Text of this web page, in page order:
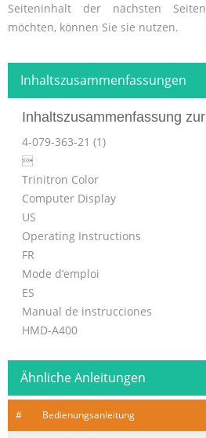
Seiteninhalt der nächsten
möchten, können Sie sie nutzen.
Inhaltszusammenfassungen
Inhaltszusammenfassung
4-079-363-21 (1)

Trinitron Color
Computer Display
US
Operating Instructions
FR
Mode d’emploi
ES
Manual de instrucciones
HMD-A400
Inhaltszusammenfassung zur
Owner’s Record NOTICE This
USA/Canada only. The model
Ähnliche Anleitungen
# Bedienungsanleitung